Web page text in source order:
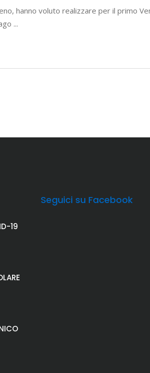
hanno voluto realizzare per il primo
19
Seguici su Facebook